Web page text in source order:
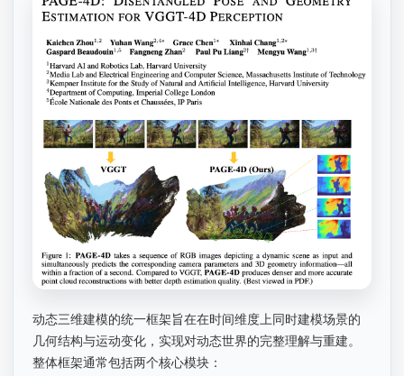
动态三维建模的统一框架旨在在时间维度上同时建模场景的
几何结构与运动变化，实现对动态世界的完整理解与重建。
整体框架通常包括两个核心模块：